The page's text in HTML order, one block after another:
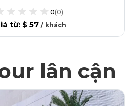
0(0)
từ: $ 57 / khách
lân cận